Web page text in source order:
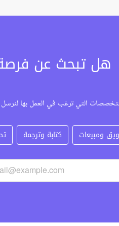
هل تبحث عن
التي ترغب في العمل بها لنرسل
ومبيعات كتابة وترجمة